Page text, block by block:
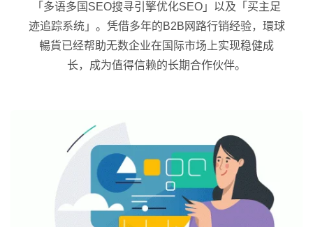
「多语多国SEO搜寻引擎优化SEO」以及「买主足
迹追踪系统」。凭借多年的B2B网路行销经验，環球
暢貨已经帮助无数企业在国际市场上实现稳健成
长，成为值得信赖的长期合作伙伴。